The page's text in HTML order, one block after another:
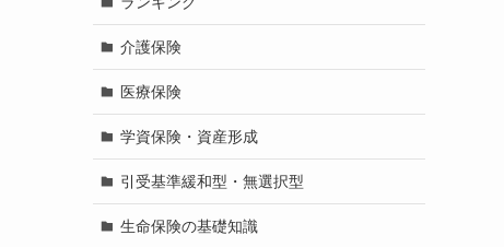
介護保険
医療保険
学資保険・資産形成
引受基準緩和型・無選択型
生命保険の基礎知識